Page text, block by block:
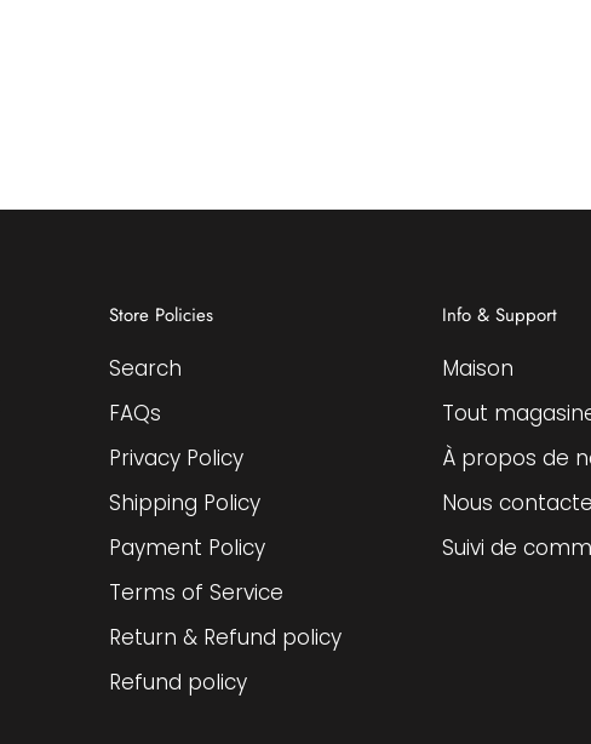
Store Policies
Search
FAQs
Privacy Policy
Shipping Policy
Payment Policy
Terms of Service
Return & Refund policy
Refund policy
Info & Support
Maison
Tout
À propos de
Nous
Suivi de